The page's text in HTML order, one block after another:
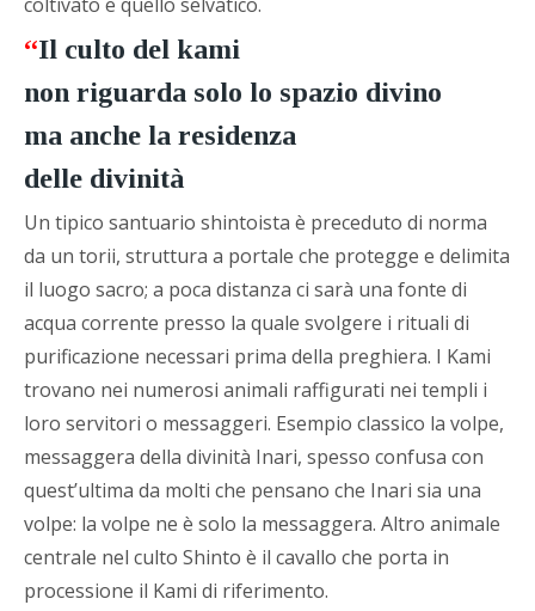
“Il culto del kami
non riguarda solo lo spazio divino
ma anche la residenza
delle divinità
Un tipico santuario shintoista è preceduto di norma
da un torii, struttura a portale che protegge e delimita
il luogo sacro; a poca distanza ci sarà una fonte di
acqua corrente presso la quale svolgere i rituali di
purificazione necessari prima della preghiera. I Kami
trovano nei numerosi animali raffigurati nei templi i
loro servitori o messaggeri. Esempio classico la volpe,
messaggera della divinità Inari, spesso confusa con
quest’ultima da molti che pensano che Inari sia una
volpe: la volpe ne è solo la messaggera. Altro animale
centrale nel culto Shinto è il cavallo che porta in
processione il Kami di riferimento.